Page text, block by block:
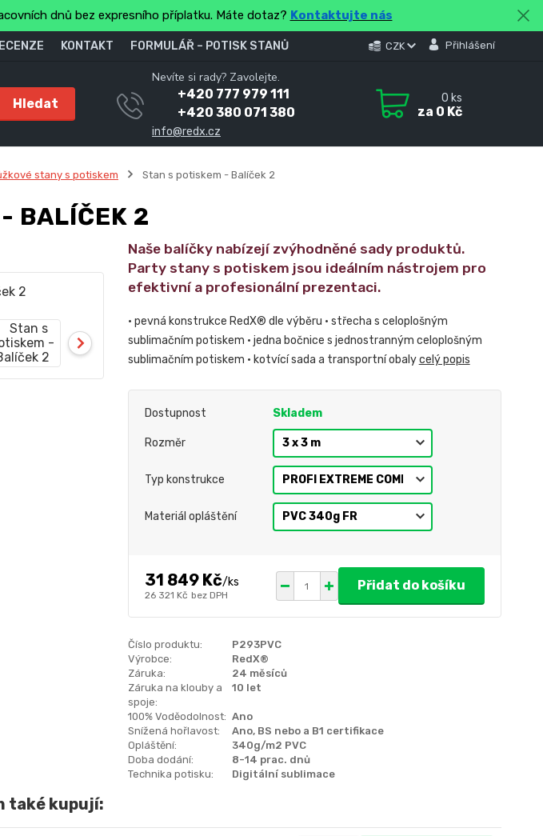
dnů bez expresního příplatku. Máte dotaz? Kontaktujte nás
KONTAKT FORMULÁŘ – POTISK STANŮ CZK Přihlášení
Hledat
Nevíte si rady? Zavolejte.
+420 777 979 111
+420 380 071 380
info@redx.cz
0 ks
za 0 Kč
stany s potiskem Stan s potiskem - Balíček 2
BALÍČEK 2
Naše balíčky nabízejí zvýhodněné sady produktů.
Party stany s potiskem jsou ideálním nástrojem pro
efektivní a profesionální prezentaci.
• pevná konstrukce RedX® dle výběru • střecha s celoplošným
sublimačním potiskem • jedna bočnice s jednostranným celoplošným
sublimačním potiskem • kotvící sada a transportní obalycelý popis
Dostupnost Skladem
Rozměr
Typ konstrukce
Materiál opláštění
31 849 Kč/ks
26 321 Kč bez DPH
Přidat do košíku
Číslo produktu:
P293PVC
Výrobce:
RedX®
Záruka:
24 měsíců
Záruka na klouby a
spoje:
10 let
100% Voděodolnost: Ano
Snížená hořlavost:
Ano, BS nebo a B1 certifikace
Opláštění:
340g/m2 PVC
Doba dodání:
8-14 prac. dnů
Technika potisku:
Digitální sublimace
také kupují: